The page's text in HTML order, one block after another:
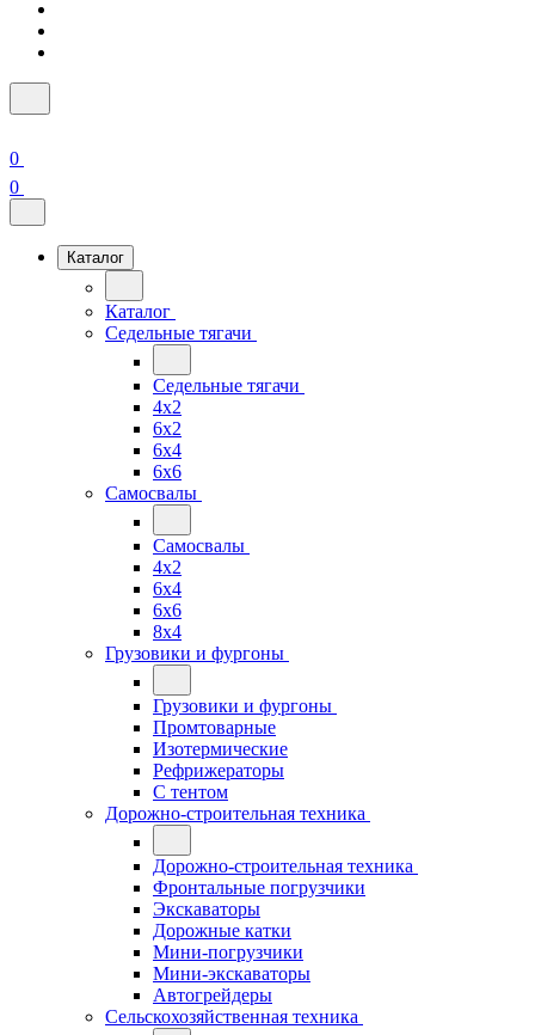
0
0
Каталог
Каталог
Седельные тягачи
Седельные тягачи
4x2
6x2
6x4
6x6
Самосвалы
Самосвалы
4x2
6x4
6x6
8x4
Грузовики и фургоны
Грузовики и фургоны
Промтоварные
Изотермические
Рефрижераторы
С тентом
Дорожно-строительная техника
Дорожно-строительная техника
Фронтальные погрузчики
Экскаваторы
Дорожные катки
Мини-погрузчики
Мини-экскаваторы
Автогрейдеры
Сельскохозяйственная техника